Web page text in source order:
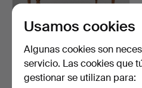
ESCRITORIOS,
NEORRENACENTISTAS.
Abedul y r…
Subastado 11 may 2025
Usamos cookies
Algunas cookies son
servicio. Las cookies que
gestionar se utilizan para: